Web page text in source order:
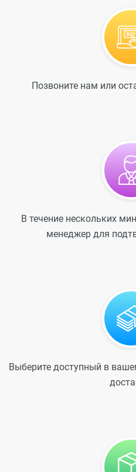
Позвоните нам или
В течение нескольких
менеджер для
Выберите доступный в